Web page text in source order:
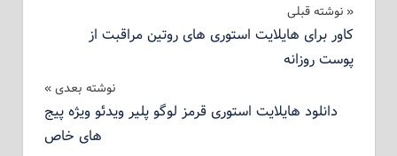
راهبری
نوشته
نوشته‌ قبلی
کاور برای هایلایت استوری های روتین مراقبت از
پوست روزانه
نوشته بعدی
دانلود هایلایت استوری قرمز لوگو پلیر ویدئو ویژه پیج
های خاص